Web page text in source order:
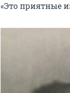
«Это приятные